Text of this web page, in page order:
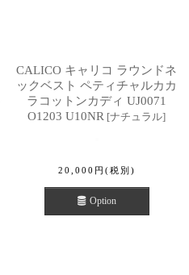
CALICO キャリコ ラウンドネ
ックベスト ペティチャルカカ
ラコットンカディ UJ0071
O1203 U10NR [ナチュラル]
20,000 円 (税別)
Option